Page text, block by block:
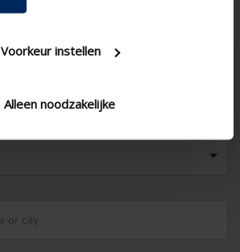
Voorkeur instellen
Alleen noodzakelijke